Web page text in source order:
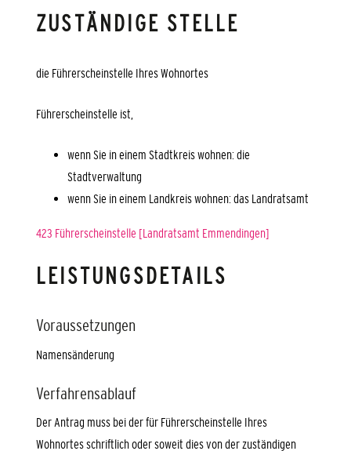
ZUSTÄNDIGE STELLE
die Führerscheinstelle Ihres Wohnortes
Führerscheinstelle ist,
wenn Sie in einem Stadtkreis wohnen: die
Stadtverwaltung
wenn Sie in einem Landkreis wohnen: das Landratsamt
423 Führerscheinstelle [Landratsamt Emmendingen]
LEISTUNGSDETAILS
Voraussetzungen
Namensänderung
Verfahrensablauf
Der Antrag muss bei der für Führerscheinstelle Ihres
Wohnortes schriftlich oder soweit dies von der zuständigen